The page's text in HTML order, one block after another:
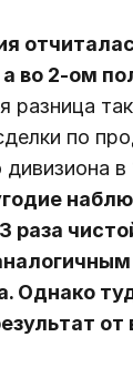
во 2-ом
разница
по
дивизиона
раза
Однако
от